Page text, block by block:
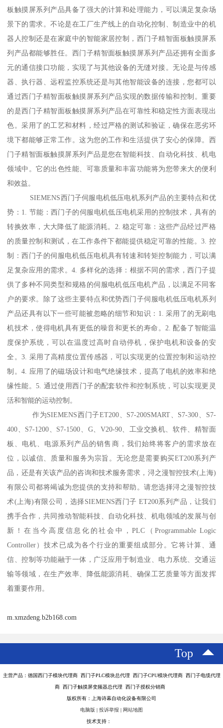
板触摸屏系列产品具备了强大的计算和处理能力，可以满足复杂场
景下的需求。不论是在工厂生产线上的自动化控制、制造业中的机
器人控制还是在家庭中的智能家居控制，西门子精智面板触摸屏系
列产品都能够胜任。西门子精智面板触摸屏系列产品还拥有全面多
元的通信接口功能，实现了与其他设备的无缝对接。无论是与传感
器、执行器、远程监控系统还是与其他智能设备的连接，您都可以
通过西门子精智面板触摸屏系列产品实现的数据传输和控制。重要
的是西门子精智面板触摸屏系列产品在可靠性和稳定性方面表现出
色。采用了的工艺和材料，经过严格的测试和验证，确保在恶劣环
境下都能够正常工作。这为您的工作和生活提供了安心的保障。西
门子精智面板触摸屏系列产品是您在智能科技、自动化科技、机电
领域中。它的出色性能、可靠质量和丰富功能将为您带来大的便利
和效益。
SIEMENS西门子伺服电机低压电机系列产品的主要特点和优
势：1. 节能：西门子的伺服电机低压电机采用的控制技术，具有的
转换效率，大大降低了能源消耗。2. 稳定可靠：这些产品经过严格
的质量控制和测试，在工作条件下都能提供稳定可靠的性能。3. 控
制：西门子的伺服电机低压电机具有转速和转矩控制能力，可以满
足复杂应用的需求。4. 多样化的选择：根据不同的需求，西门子提
供了多种不同类型和规格的伺服电机低压电机产品，以满足不同客
户的要求。除了这些主要特点和优势西门子伺服电机低压电机系列
产品还具有以下一些可能被忽略的细节和知识：1. 采用了的无刷电
机技术，使得电机具有更低的噪音和更长的寿命。2. 配备了智能温
度保护系统，可以在温度过高时自动停机，保护电机和设备的安
全。3. 采用了高精度位置传感器，可以实现更的位置控制和运动控
制。4. 应用了的磁场设计和电气绝缘技术，提髙了电机的效率和绝
缘性能。5. 通过使用西门子的配套软件和控制系统，可以实现更灵
活和智能的运动控制。
作为SIEMENS西门子ET200、S7-200SMART、S7-300、S7-
400、S7-1200、S7-1500、G、V20-90、工业交换机、软件、精智面
板、电机、电源系列产品的销售商，我们始终将客户的需求放在
位，以诚信、质量和服务为宗旨。无论您是需要购买ET200系列产
品，还是有关该产品的咨询和技术服务需求，浔之漫智控技术(上海)
有限公司都将竭诚为您提供的支持和帮助。请您选择浔之漫智控技
术(上海)有限公司，选择SIEMENS西门子 ET200系列产品，让我们
携手合作，共同推动智能科技、自动化科技、机电领域的发展与创
新！在当今高度信息化的社会中，PLC（Programmable Logic
Controller）技术已成为各个行业的重要组成部分。它将计算、通
信、控制等功能融于一体，广泛应用于制造业、电力系统、交通运
输等领域，在生产效率、降低能源消耗、确保工艺质量等方面发挥
着重要作用。
m.xmzdeng.b2b168.com
Top
主营产品：德国西门子模块代理商 西门子PLC模块总代理 西门子CPU模块代理商 西门子电缆代理
商 西门子触摸屏变频器总代理 西门子授权分销商
版权所有：上海诗幕自动化设备有限公司
电脑版 | 投诉举报 | 网站地图
技术支持：